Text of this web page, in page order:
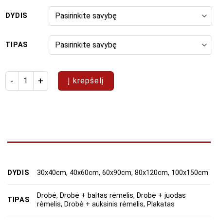
DYDIS
TIPAS
produkto kiekis: Paveikslas "Abstraktas 78"
Į krepšelį
DYDIS 30x40cm, 40x60cm, 60x90cm, 80x120cm, 100x150cm
TIPAS
Drobė, Drobė + baltas rėmelis, Drobė + juodas
rėmelis, Drobė + auksinis rėmelis, Plakatas